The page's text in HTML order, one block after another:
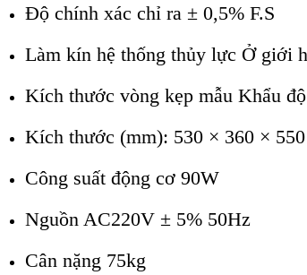
Độ chính xác chỉ ra ± 0,5% F.S
Làm kín hệ thống thủy lực Ở giới
Kích thước vòng kẹp mẫu Khẩu
Kích thước (mm): 530 × 360 × 550
Công suất động cơ 90W
Nguồn AC220V ± 5% 50Hz
Cân nặng 75kg